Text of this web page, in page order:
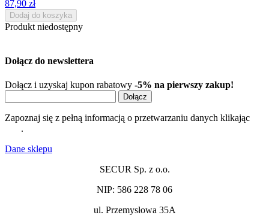
87,90 zł
Dodaj do koszyka
Produkt niedostępny
Dołącz do newslettera
Dołącz i uzyskaj kupon rabatowy -5% na pierwszy zakup!
Dołącz
Zapoznaj się z pełną informacją o przetwarzaniu danych klikając
.
Dane sklepu​
SECUR Sp. z o.o.
NIP: 586 228 78 06
ul. Przemysłowa 35A